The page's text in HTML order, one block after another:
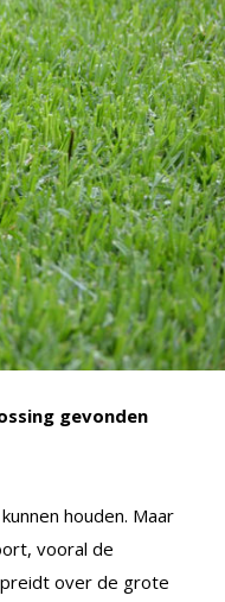
gevonden
houden. Maar
vooral de
over de grote